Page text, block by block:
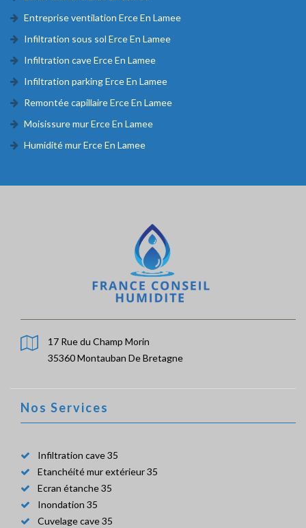
Entreprise ventilation Erce En Lamee
Infiltration sous sol Erce En Lamee
Infiltration cave Erce En Lamee
Infiltration parking Erce En Lamee
Remontée capillaire Erce En Lamee
Moisissure mur Erce En Lamee
Humidité mur Erce En Lamee
17 Rue du Champ Morin
35360 Montauban De Bretagne
Nos Services
Infiltration cave 35
Etanchéité mur extérieur 35
Ecran étanche 35
Inondation 35
Cuvelage cave 35